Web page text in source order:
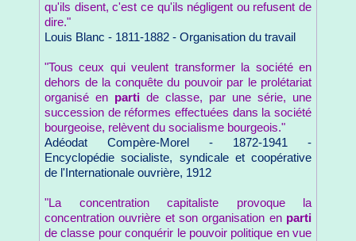
qu'ils disent, c'est ce qu'ils négligent ou refusent de
dire."
Louis Blanc - 1811-1882 - Organisation du travail
"Tous ceux qui veulent transformer la société en
dehors de la conquête du pouvoir par le prolétariat
organisé en parti de classe, par une série, une
succession de réformes effectuées dans la société
bourgeoise, relèvent du socialisme bourgeois."
Adéodat Compère-Morel - 1872-1941 -
Encyclopédie socialiste, syndicale et coopérative
de l'Internationale ouvrière, 1912
"La concentration capitaliste provoque la
concentration ouvrière et son organisation en parti
de classe pour conquérir le pouvoir politique en vue